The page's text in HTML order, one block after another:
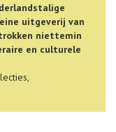
uitgeverij van
niettemin
en culturele